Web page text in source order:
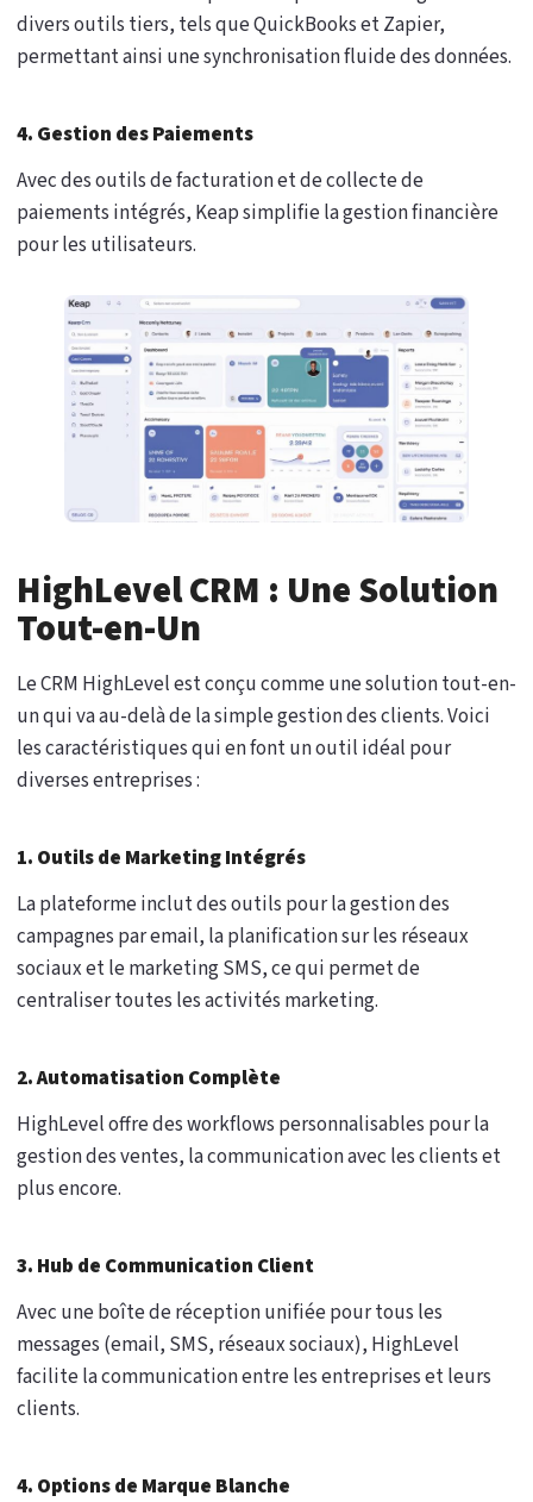
divers outils tiers, tels que QuickBooks et Zapier,
permettant ainsi une synchronisation fluide des données.
4. Gestion des Paiements
Avec des outils de facturation et de collecte de
paiements intégrés, Keap simplifie la gestion financière
pour les utilisateurs.
HighLevel CRM : Une Solution
Tout-en-Un
Le CRM HighLevel est conçu comme une solution tout-en-
un qui va au-delà de la simple gestion des clients. Voici
les caractéristiques qui en font un outil idéal pour
diverses entreprises :
1. Outils de Marketing Intégrés
La plateforme inclut des outils pour la gestion des
campagnes par email, la planification sur les réseaux
sociaux et le marketing SMS, ce qui permet de
centraliser toutes les activités marketing.
2. Automatisation Complète
HighLevel offre des workflows personnalisables pour la
gestion des ventes, la communication avec les clients et
plus encore.
3. Hub de Communication Client
Avec une boîte de réception unifiée pour tous les
messages (email, SMS, réseaux sociaux), HighLevel
facilite la communication entre les entreprises et leurs
clients.
4. Options de Marque Blanche